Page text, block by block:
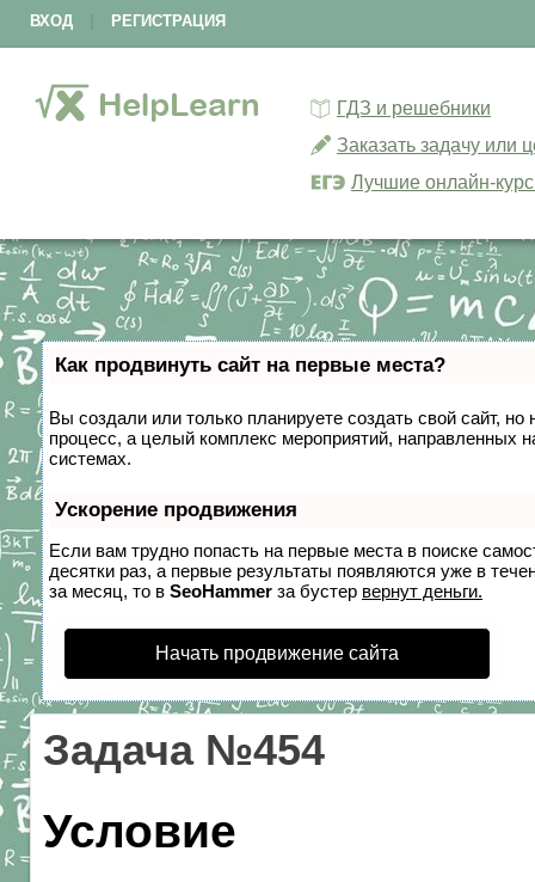
ВХОД РЕГИСТРАЦИЯ
ГДЗ и решебники
Заказать задачу или
Лучшие онлайн-
Как продвинуть сайт на первые места?
Вы создали или только планируете создать свой сайт,
процесс, а целый комплекс мероприятий, направленных
системах.
Ускорение продвижения
Если вам трудно попасть на первые места в поиске
десятки раз, а первые результаты появляются уже в
за месяц, то в SeoHammer за бустер вернут деньги.
Начать продвижение сайта
Задача №454
Условие